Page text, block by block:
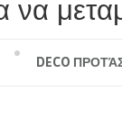
να
DECO